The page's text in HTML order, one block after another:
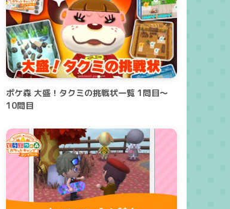
ポケ森 大盛！タクミの挑戦状一覧 1問目～
10問目